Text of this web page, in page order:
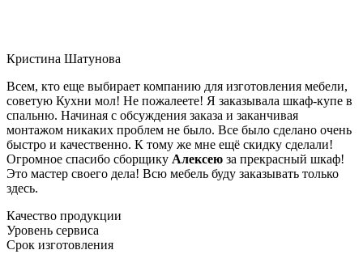
Кристина Шатунова
Всем, кто еще выбирает компанию для изготовления мебели,
советую Кухни мол! Не пожалеете! Я заказывала шкаф-купе в
спальню. Начиная с обсуждения заказа и заканчивая
монтажом никаких проблем не было. Все было сделано очень
быстро и качественно. К тому же мне ещё скидку сделали!
Огромное спасибо сборщику Алексею за прекрасный шкаф!
Это мастер своего дела! Всю мебель буду заказывать только
здесь.
Качество продукции
Уровень сервиса
Срок изготовления